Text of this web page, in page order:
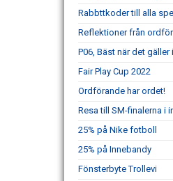
Rabbttkoder till alla
Reflektioner från
P06, Bäst när det
Fair Play Cup 2022
Ordförande har ordet!
Resa till SM-finalerna i
25% på Nike fotboll
25% på Innebandy
Fönsterbyte Trollevi